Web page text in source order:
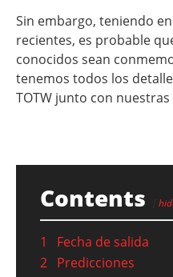
Sin embargo, teniendo
recientes, es probable
conocidos sean
tenemos todos los
TOTW junto con
Contents
1
Fecha de salida
2 Predicciones